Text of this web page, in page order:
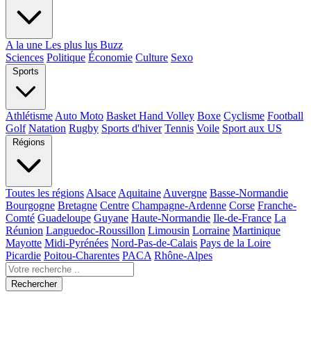
A la une Les plus lus Buzz
Sciences Politique Économie Culture Sexo
Sports
Athlétisme Auto Moto Basket Hand Volley Boxe Cyclisme Football
Golf Natation Rugby Sports d'hiver Tennis Voile Sport aux US
Régions
Toutes les régions Alsace Aquitaine Auvergne Basse-Normandie
Bourgogne Bretagne Centre Champagne-Ardenne Corse Franche-
Comté Guadeloupe Guyane Haute-Normandie Ile-de-France La
Réunion Languedoc-Roussillon Limousin Lorraine Martinique
Mayotte Midi-Pyrénées Nord-Pas-de-Calais Pays de la Loire
Picardie Poitou-Charentes PACA Rhône-Alpes
Rechercher